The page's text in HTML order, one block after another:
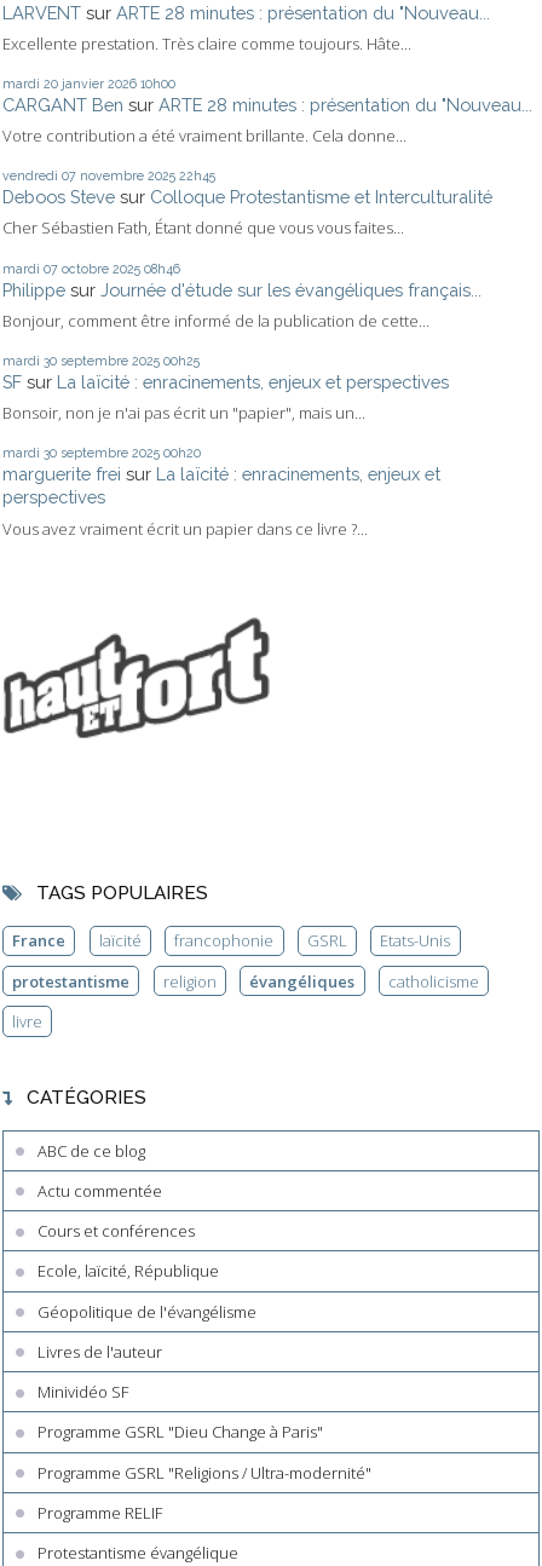
LARVENT sur ARTE 28 minutes : présentation du "Nouveau...
Excellente prestation. Très claire comme toujours. Hâte...
mardi 20 janvier 2026 10h00
CARGANT Ben sur ARTE 28 minutes : présentation du "Nouveau...
Votre contribution a été vraiment brillante. Cela donne...
vendredi 07 novembre 2025 22h45
Deboos Steve sur Colloque Protestantisme et Interculturalité
Cher Sébastien Fath, Étant donné que vous vous faites...
mardi 07 octobre 2025 08h46
Philippe sur Journée d'étude sur les évangéliques français...
Bonjour, comment être informé de la publication de cette...
mardi 30 septembre 2025 00h25
SF sur La laïcité : enracinements, enjeux et perspectives
Bonsoir, non je n'ai pas écrit un "papier", mais un...
mardi 30 septembre 2025 00h20
marguerite frei sur La laïcité : enracinements, enjeux et
perspectives
Vous avez vraiment écrit un papier dans ce livre ?...
TAGS POPULAIRES
France laïcité francophonie GSRL
Etats-Unis
protestantisme
religion évangéliques
catholicisme
livre
CATÉGORIES
ABC de ce blog
Actu commentée
Cours et conférences
Ecole, laïcité, République
Géopolitique de l'évangélisme
Livres de l'auteur
Minividéo SF
Programme GSRL "Dieu Change à Paris"
Programme GSRL "Religions / Ultra-modernité"
Programme RELIF
Protestantisme évangélique